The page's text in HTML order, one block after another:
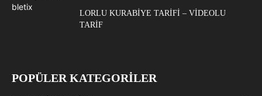
LORLU KURABIYE TARIFI – VIDEOLU
TARIF
POPÜLER KATEGORİLER